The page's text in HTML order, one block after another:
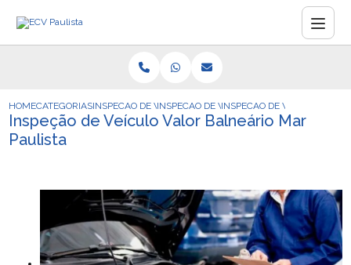
HOMECATEGORIASINSPECAO DE VEICULOSINSPECAO DE VEICULOS AUTOMOTIVOS
INSPECAO DE VEICULO
Inspeção de Veículo Valor Balneário Mar
Paulista